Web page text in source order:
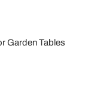
Garden Tables